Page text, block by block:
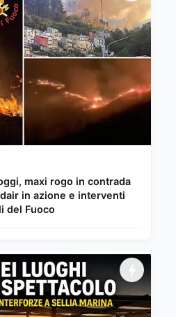
maxi rogo in contrada
in azione e interventi
del Fuoco